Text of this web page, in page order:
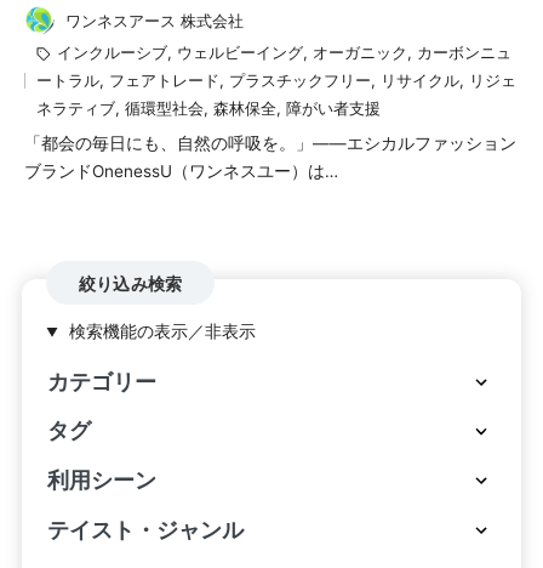
投
稿
者
ワンネスアース 株式会社
タ
グ：
インクルーシブ, ウェルビーイング, オーガニック, カーボンニュ
ートラル, フェアトレード, プラスチックフリー, リサイクル, リジェ
ネラティブ, 循環型社会, 森林保全, 障がい者支援
「都会の毎日にも、自然の呼吸を。」——エシカルファッション
ブランドOnenessU（ワンネスユー）は…
検索機能の表示／非表示
絞り込み検索
カテゴリー
タグ
利用シーン
テイスト・ジャンル